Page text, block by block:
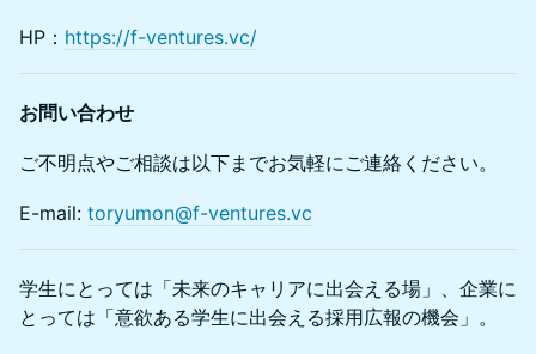
HP： https://f-ventures.vc/
お問い合わせ
ご不明点やご相談は以下までお気軽にご連絡ください。
E-mail: toryumon@f-ventures.vc
学生にとっては「未来のキャリアに出会える場」、企業に
とっては「意欲ある学生に出会える採用広報の機会」。